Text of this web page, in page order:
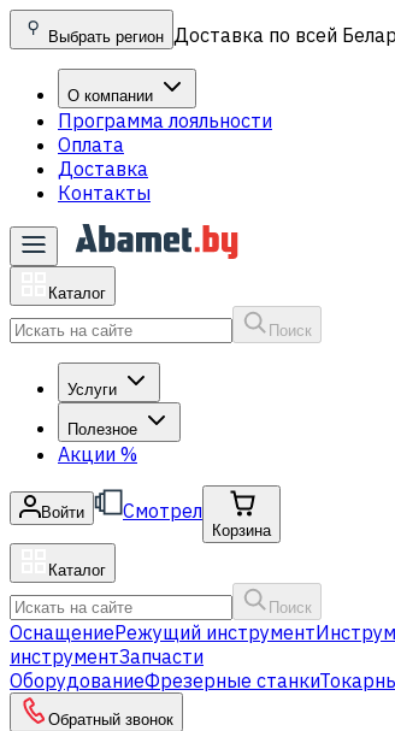
Выбрать регион Доставка по всей
О компании
Программа лояльности
Оплата
Доставка
Контакты
Каталог
Поиск
Услуги
Полезное
Акции %
Войти Смотрел
Корзина
Каталог
Поиск
ОснащениеРежущий инструмент
инструментЗапчасти
ОборудованиеФрезерные станки
Обратный звонок